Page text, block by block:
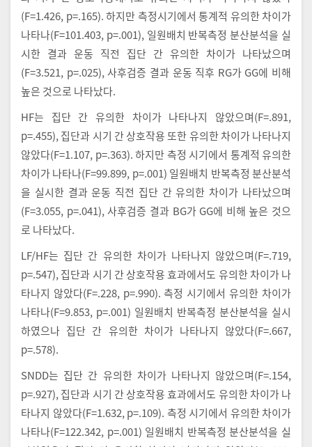
(F=1.426, p=.165). 하지만 측정시기에서 통계적 유의한 차이가
나타나(F=101.403, p=.001), 일원배치 반복측정 분산분석을 실
시한 결과 운동 직전 집단 간 유의한 차이가 나타났으며
(F=3.521, p=.025), 사후검증 결과 운동 직후 RG가 GG에 비해
높은 것으로 나타났다.
HF는 집단 간 유의한 차이가 나타나지 않았으며(F=.891,
p=.455), 집단과 시기 간 상호작용 또한 유의한 차이가 나타나지
않았다(F=1.107, p=.363). 하지만 측정 시기에서 통계적 유의한
차이가 나타나(F=99.899, p=.001) 일원배치 반복측정 분산분석
을 실시한 결과 운동 직전 집단 간 유의한 차이가 나타났으며
(F=3.055, p=.041), 사후검증 결과 BG가 GG에 비해 높은 것으
로 나타났다.
LF/HF는 집단 간 유의한 차이가 나타나지 않았으며(F=.719,
p=.547), 집단과 시기 간 상호작용 효과에서도 유의한 차이가 나
타나지 않았다(F=.228, p=.990). 측정 시기에서 유의한 차이가
나타나(F=9.853, p=.001) 일원배치 반복측정 분산분석을 실시
하였으나 집단 간 유의한 차이가 나타나지 않았다(F=.667,
p=.578).
SNDD는 집단 간 유의한 차이가 나타나지 않았으며(F=.154,
p=.927), 집단과 시기 간 상호작용 효과에서도 유의한 차이가 나
타나지 않았다(F=1.632, p=.109). 측정 시기에서 유의한 차이가
나타나(F=122.342, p=.001) 일원배치 반복측정 분산분석을 실